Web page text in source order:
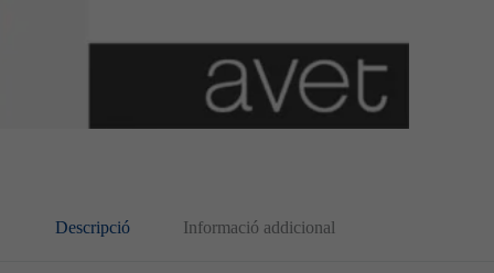
Descripció Informació addicional